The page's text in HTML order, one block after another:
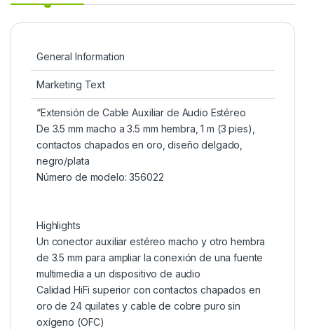
General Information
Marketing Text
“Extensión de Cable Auxiliar de Audio Estéreo
De 3.5 mm macho a 3.5 mm hembra, 1 m (3 pies),
contactos chapados en oro, diseño delgado,
negro/plata
Número de modelo: 356022
Highlights
Un conector auxiliar estéreo macho y otro hembra
de 3.5 mm para ampliar la conexión de una fuente
multimedia a un dispositivo de audio
Calidad HiFi superior con contactos chapados en
oro de 24 quilates y cable de cobre puro sin
oxígeno (OFC)